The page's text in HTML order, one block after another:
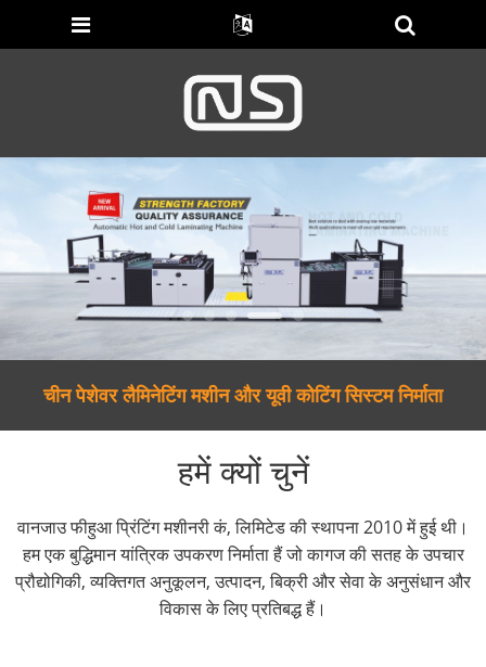
चीन पेशेवर लैमिनेटिंग मशीन और यूवी कोटिंग सिस्टम निर्माता
हमें क्यों चुनें
वानजाउ फीहुआ प्रिंटिंग मशीनरी कं, लिमिटेड की स्थापना 2010 में हुई थी।
हम एक बुद्धिमान यांत्रिक उपकरण निर्माता हैं जो कागज की सतह के उपचार
प्रौद्योगिकी, व्यक्तिगत अनुकूलन, उत्पादन, बिक्री और सेवा के अनुसंधान और
विकास के लिए प्रतिबद्ध हैं।